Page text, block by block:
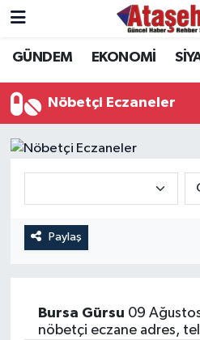
GÜNDEM EKONOMİ
Nöbetçi Eczaneler
Paylaş
Bursa Gürsu 09
nöbetçi eczane adres,
Hava Durumu
Trafik Durumu
Süper Lig Puan Durumu
Son Dakika Haberleri